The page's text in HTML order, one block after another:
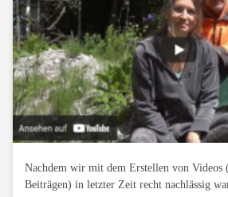
Nachdem wir mit dem Erstellen von Videos
Beiträgen) in letzter Zeit recht nachlässig